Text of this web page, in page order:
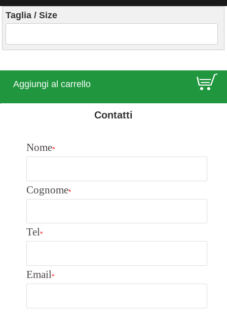
Taglia / Size
Aggiungi al carrello E
Contatti
Nome*
Cognome*
Tel*
Email*